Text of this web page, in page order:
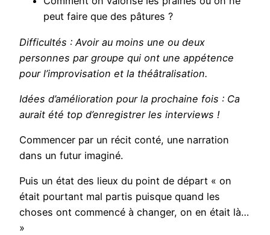
peut faire que des pâtures ?
Difficultés : Avoir au moins une ou deux
personnes par groupe qui ont une appétence
pour l’improvisation et la théâtralisation.
Idées d’amélioration pour la prochaine fois : Ca
aurait été top d’enregistrer les interviews !
Commencer par un récit conté, une narration
dans un futur imaginé.
Puis un état des lieux du point de départ « on
était pourtant mal partis puisque quand les
choses ont commencé à changer, on en était là…
»